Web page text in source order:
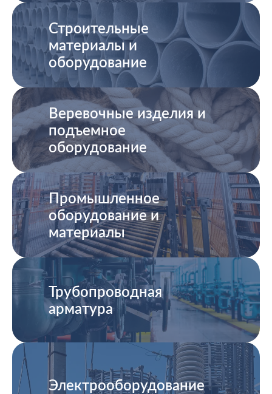
Строительные
материалы и
оборудование
Веревочные изделия и
подъемное
оборудование
Промышленное
оборудование и
материалы
Трубопроводная
арматура
Электрооборудование